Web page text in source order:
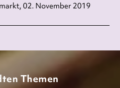
02. November 2019
Themen